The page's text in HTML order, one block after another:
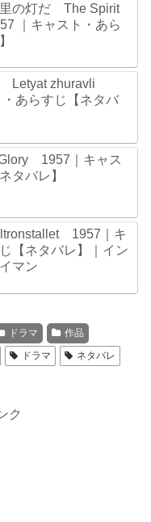
の灯だ The Spirit
｜キャスト・あら
Letyat zhuravli
あらすじ【ネタバ
1957｜キャス
タバレ】
1957｜キ
【ネタバレ】｜イン
マン
ドラマ
作品
ドラマ
ネタバレ
ク